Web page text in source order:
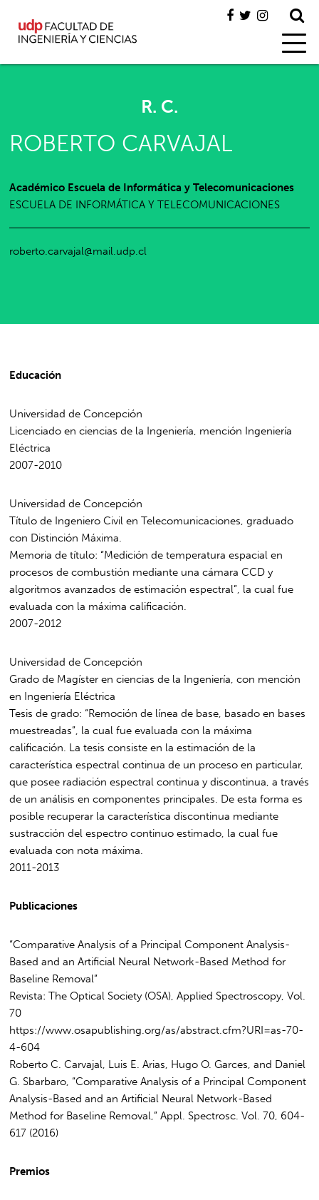
R. C.
ROBERTO CARVAJAL
Académico Escuela de Informática y Telecomunicaciones
ESCUELA DE INFORMÁTICA Y TELECOMUNICACIONES
roberto.carvajal@mail.udp.cl
Educación
Universidad de Concepción
Licenciado en ciencias de la Ingeniería, mención Ingeniería
Eléctrica
2007-2010
Universidad de Concepción
Título de Ingeniero Civil en Telecomunicaciones, graduado
con Distinción Máxima.
Memoria de título: “Medición de temperatura espacial en
procesos de combustión mediante una cámara CCD y
algoritmos avanzados de estimación espectral”, la cual fue
evaluada con la máxima calificación.
2007-2012
Universidad de Concepción
Grado de Magíster en ciencias de la Ingeniería, con mención
en Ingeniería Eléctrica
Tesis de grado: “Remoción de línea de base, basado en bases
muestreadas”, la cual fue evaluada con la máxima
calificación. La tesis consiste en la estimación de la
característica espectral continua de un proceso en particular,
que posee radiación espectral continua y discontinua, a través
de un análisis en componentes principales. De esta forma es
posible recuperar la característica discontinua mediante
sustracción del espectro continuo estimado, la cual fue
evaluada con nota máxima.
2011-2013
Publicaciones
“Comparative Analysis of a Principal Component Analysis-
Based and an Artificial Neural Network-Based Method for
Baseline Removal”
Revista: The Optical Society (OSA), Applied Spectroscopy, Vol.
70
https://www.osapublishing.org/as/abstract.cfm?URI=as-70-
4-604
Roberto C. Carvajal, Luis E. Arias, Hugo O. Garces, and Daniel
G. Sbarbaro, “Comparative Analysis of a Principal Component
Analysis-Based and an Artificial Neural Network-Based
Method for Baseline Removal,” Appl. Spectrosc. Vol. 70, 604-
617 (2016)
Premios